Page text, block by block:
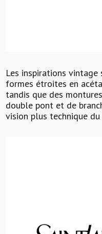
Les inspirations
formes étroites en
tandis que des
double pont et de
vision plus technique